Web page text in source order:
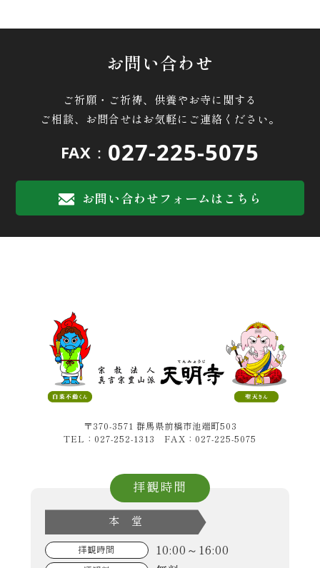
お問い合わせ
ご祈願・ご祈祷、供養やお寺に関する
ご相談、お問合せはお気軽にご連絡ください。
FAX： 027-225-5075
お問い合わせフォームはこちら
〒370-3571 群馬県前橋市池端町503
TEL：027-252-1313 FAX：027-225-5075
拝観時間
本 堂
拝観時間 10:00～16:00